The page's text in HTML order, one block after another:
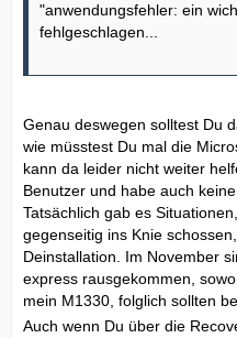
"anwendungsfehler: ein
fehlgeschlagen...
Genau deswegen solltest Du
wie müsstest Du mal die
kann da leider nicht weiter
Benutzer und habe auch
Tatsächlich gab es
gegenseitig ins Knie
Deinstallation. Im November
express rausgekommen,
mein M1330, folglich sollten
Auch wenn Du über die